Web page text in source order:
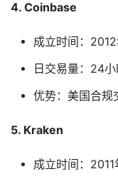
4. Coinbase
成立时间：
日交易量：24
优势：美国合规
5. Kraken
成立时间：2011